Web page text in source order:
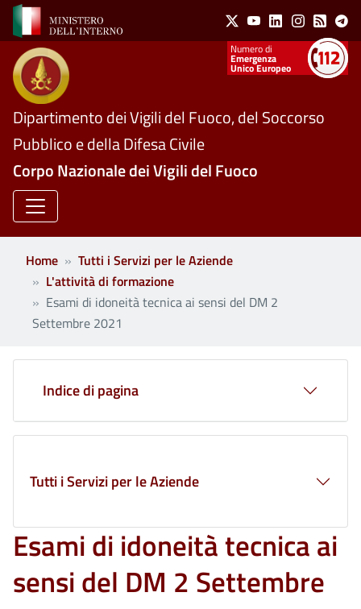
Salta al contenuto principale Social Menu
X YoutubeLinkedinInstagram
Feed
Numeri utili
Emergenza
Unico Europeo
Dipartimento dei Vigili del Fuoco, del Soccorso
Pubblico e della Difesa Civile
Corpo Nazionale dei Vigili del Fuoco
Home
Tutti i Servizi per le Aziende
L'attività di formazione
Esami di idoneità tecnica ai sensi del DM 2
Settembre 2021
Esami di idoneità tecnica ai
sensi del DM 2 Settembre
Indice di pagina
Tutti i Servizi per le Aziende